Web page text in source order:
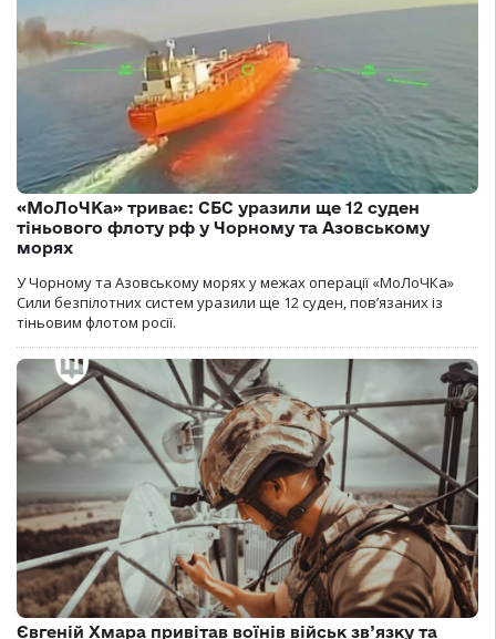
«МоЛоЧКа» триває: СБС уразили ще 12 суден
тіньового флоту рф у Чорному та Азовському
морях
У Чорному та Азовському морях у межах операції «МоЛоЧКа»
Сили безпілотних систем уразили ще 12 суден, пов’язаних із
тіньовим флотом росії.
Євгеній Хмара привітав воїнів військ зв’язку та